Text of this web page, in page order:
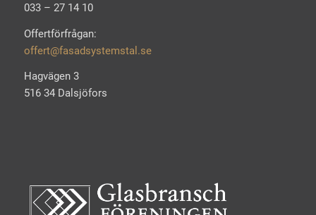
033 – 27 14 10
Offertförfrågan:
offert@fasadsystemstal.se
Hagvägen 3
516 34 Dalsjöfors